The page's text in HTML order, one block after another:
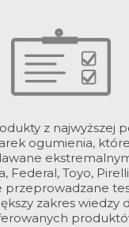
z najwyższej
ogumienia,
Federal, Toyo,
przeprowadzane
zakres wiedzy